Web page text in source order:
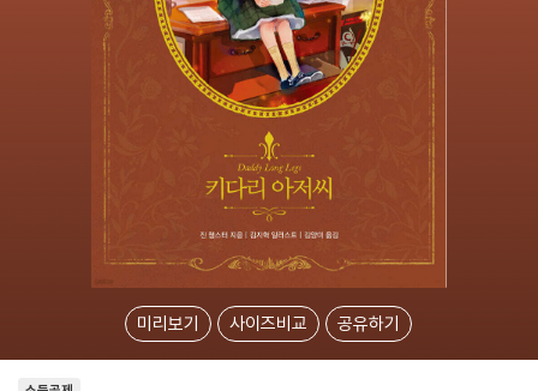
미리보기 사이즈비교 공유하기